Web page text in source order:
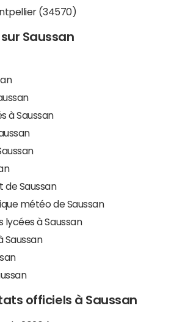
(34570)
Saussan
à Saussan
de Saussan
météo de Saussan
lycées à Saussan
Saussan
officiels à Saussan